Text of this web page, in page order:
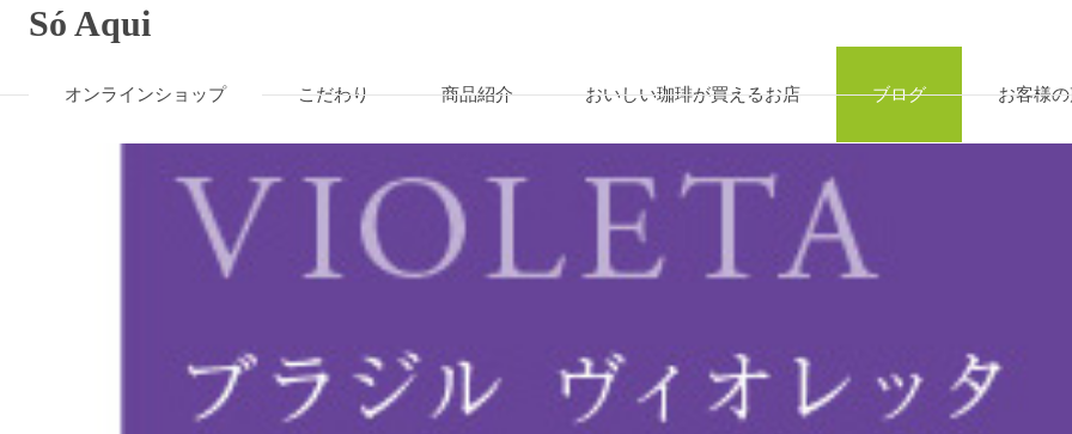
Só Aqui
オンラインショップ こだわり 商品紹介 おいしい珈琲が買えるお店 ブログ お客様